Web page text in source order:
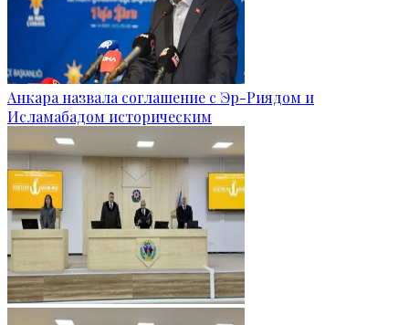
Анкара назвала соглашение с Эр-Риядом и
Исламабадом историческим